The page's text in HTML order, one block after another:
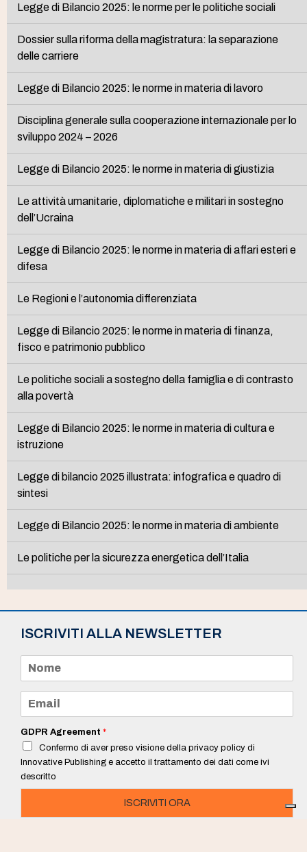
Legge di Bilancio 2025: le norme per le politiche sociali
Dossier sulla riforma della magistratura: la separazione
delle carriere
Legge di Bilancio 2025: le norme in materia di lavoro
Disciplina generale sulla cooperazione internazionale per lo
sviluppo 2024 – 2026
Legge di Bilancio 2025: le norme in materia di giustizia
Le attività umanitarie, diplomatiche e militari in sostegno
dell’Ucraina
Legge di Bilancio 2025: le norme in materia di affari esteri e
difesa
Le Regioni e l’autonomia differenziata
Legge di Bilancio 2025: le norme in materia di finanza,
fisco e patrimonio pubblico
Le politiche sociali a sostegno della famiglia e di contrasto
alla povertà
Legge di Bilancio 2025: le norme in materia di cultura e
istruzione
Legge di bilancio 2025 illustrata: infografica e quadro di
sintesi
Legge di Bilancio 2025: le norme in materia di ambiente
Le politiche per la sicurezza energetica dell’Italia
ISCRIVITI ALLA NEWSLETTER
m
e
a
i
*
GDPR Agreement *
Confermo di aver preso visione della privacy policy di
Innovative Publishing e accetto il trattamento dei dati come ivi
descritto
ISCRIVITI ORA